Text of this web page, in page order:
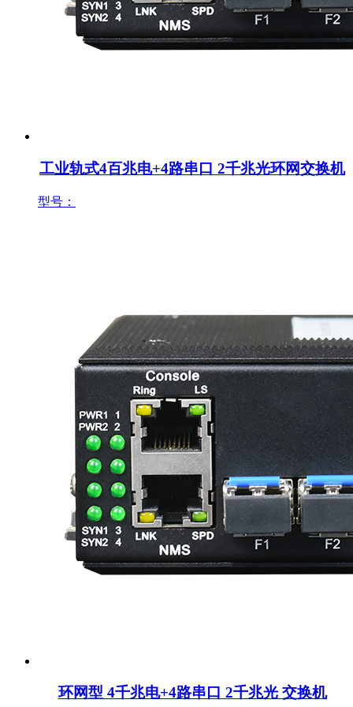
工业轨式4百兆电+4路串口 2千兆光环网交换机
型号：
环网型 4千兆电+4路串口 2千兆光 交换机